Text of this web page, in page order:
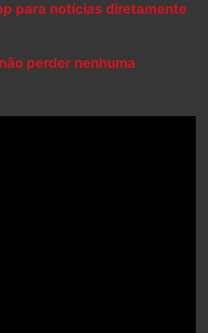
para notícias diretamente
perder nenhuma